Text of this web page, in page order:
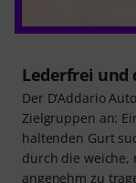
Lederfrei und
Der D’Addario
Zielgruppen an:
haltenden Gurt
durch die weiche,
angenehm zu